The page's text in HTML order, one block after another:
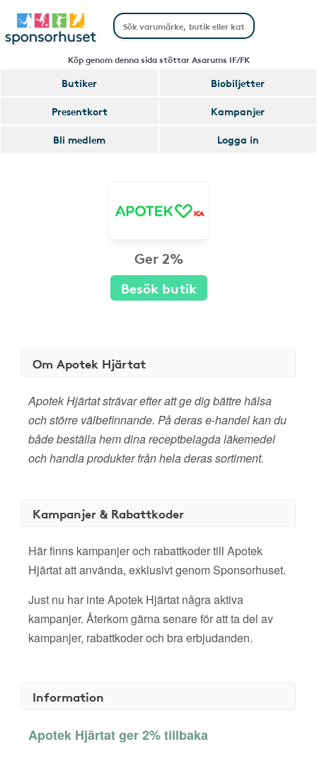
Köp genom denna sida stöttar Asarums IF/FK
Butiker
Biobiljetter
Presentkort
Kampanjer
Bli medlem
Logga in
Ger 2%
Besök butik
Om Apotek Hjärtat
Apotek Hjärtat strävar efter att ge dig bättre hälsa
och större välbefinnande. På deras e-handel kan du
både beställa hem dina receptbelagda läkemedel
och handla produkter från hela deras sortiment.
Kampanjer & Rabattkoder
Här finns kampanjer och rabattkoder till Apotek
Hjärtat att använda, exklusivt genom Sponsorhuset.
Just nu har inte Apotek Hjärtat några aktiva
kampanjer. Återkom gärna senare för att ta del av
kampanjer, rabattkoder och bra erbjudanden.
Information
Apotek Hjärtat ger 2% tillbaka